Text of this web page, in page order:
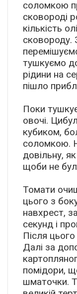
соломкою
сковороді
кількість
сковороду.
тушкуємо
рідини на
пішло
Поки
овочі.
кубиком,
соломкою.
довільну,
щоби не
Томати
цього з
навхрест,
секунд і
Після
Далі за
помідори,
шматочки.